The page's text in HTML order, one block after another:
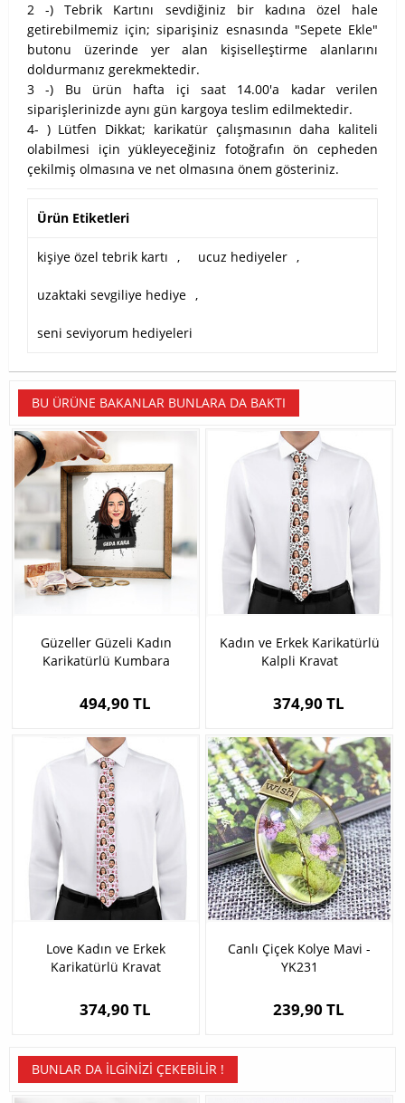
2 -) Tebrik Kartını sevdiğiniz bir kadına özel hale
getirebilmemiz için; siparişiniz esnasında "Sepete Ekle"
butonu üzerinde yer alan kişiselleştirme alanlarını
doldurmanız gerekmektedir.
3 -) Bu ürün hafta içi saat 14.00'a kadar verilen
siparişlerinizde aynı gün kargoya teslim edilmektedir.
4- ) Lütfen Dikkat; karikatür çalışmasının daha kaliteli
olabilmesi için yükleyeceğiniz fotoğrafın ön cepheden
çekilmiş olmasına ve net olmasına önem gösteriniz.
Ürün Etiketleri
kişiye özel tebrik kartı , ucuz hediyeler ,
uzaktaki sevgiliye hediye ,
seni seviyorum hediyeleri
BU ÜRÜNE BAKANLAR BUNLARA DA BAKTI
Güzeller Güzeli Kadın
Karikatürlü Kumbara
494,90 TL
Kadın ve Erkek Karikatürlü
Kalpli Kravat
374,90 TL
Love Kadın ve Erkek
Karikatürlü Kravat
374,90 TL
Canlı Çiçek Kolye Mavi -
YK231
239,90 TL
BUNLAR DA İLGINIZI ÇEKEBILIR !